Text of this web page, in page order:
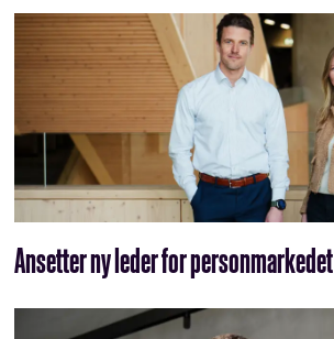
Ansetter ny leder for personmarkedet